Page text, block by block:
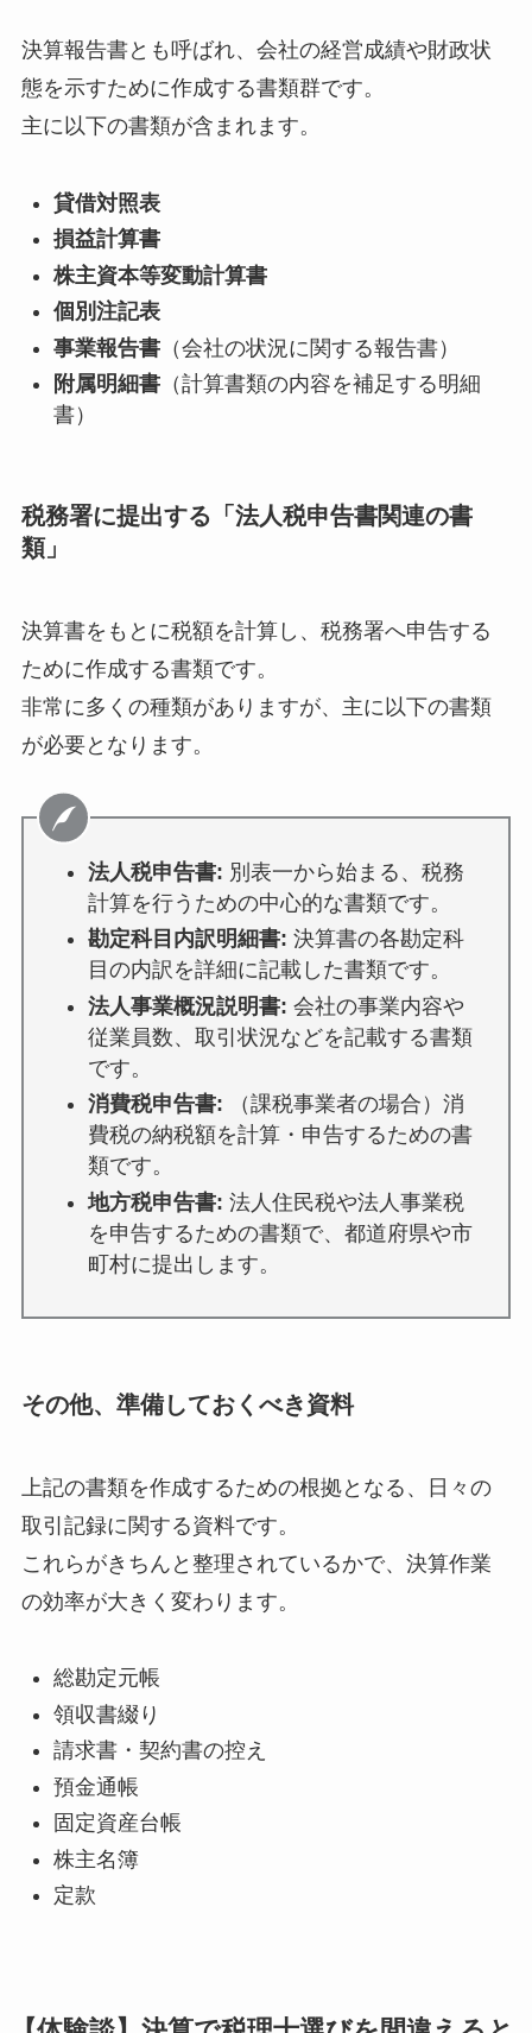
決算報告書とも呼ばれ、会社の経営成績や財政状
態を示すために作成する書類群です。
主に以下の書類が含まれます。
貸借対照表
損益計算書
株主資本等変動計算書
個別注記表
事業報告書（会社の状況に関する報告書）
附属明細書（計算書類の内容を補足する明細
書）
税務署に提出する「法人税申告書関連の書
類」
決算書をもとに税額を計算し、税務署へ申告する
ために作成する書類です。
非常に多くの種類がありますが、主に以下の書類
が必要となります。
法人税申告書: 別表一から始まる、税務
計算を行うための中心的な書類です。
勘定科目内訳明細書: 決算書の各勘定科
目の内訳を詳細に記載した書類です。
法人事業概況説明書: 会社の事業内容や
従業員数、取引状況などを記載する書類
です。
消費税申告書: （課税事業者の場合）消
費税の納税額を計算・申告するための書
類です。
地方税申告書: 法人住民税や法人事業税
を申告するための書類で、都道府県や市
町村に提出します。
その他、準備しておくべき資料
上記の書類を作成するための根拠となる、日々の
取引記録に関する資料です。
これらがきちんと整理されているかで、決算作業
の効率が大きく変わります。
総勘定元帳
領収書綴り
請求書・契約書の控え
預金通帳
固定資産台帳
株主名簿
定款